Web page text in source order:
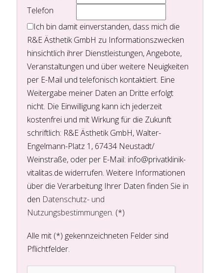
Telefon
Ich bin damit einverstanden, dass mich die
R&E Ästhetik GmbH zu Informationszwecken
hinsichtlich ihrer Dienstleistungen, Angebote,
Veranstaltungen und über weitere Neuigkeiten
per E-Mail und telefonisch kontaktiert. Eine
Weitergabe meiner Daten an Dritte erfolgt
nicht. Die Einwilligung kann ich jederzeit
kostenfrei und mit Wirkung für die Zukunft
schriftlich: R&E Ästhetik GmbH, Walter-
Engelmann-Platz 1, 67434 Neustadt/
Weinstraße, oder per E-Mail: info@privatklinik-
vitalitas.de widerrufen. Weitere Informationen
über die Verarbeitung Ihrer Daten finden Sie in
den Datenschutz- und
Nutzungsbestimmungen. (*)
Alle mit (*) gekennzeichneten Felder sind
Pflichtfelder.